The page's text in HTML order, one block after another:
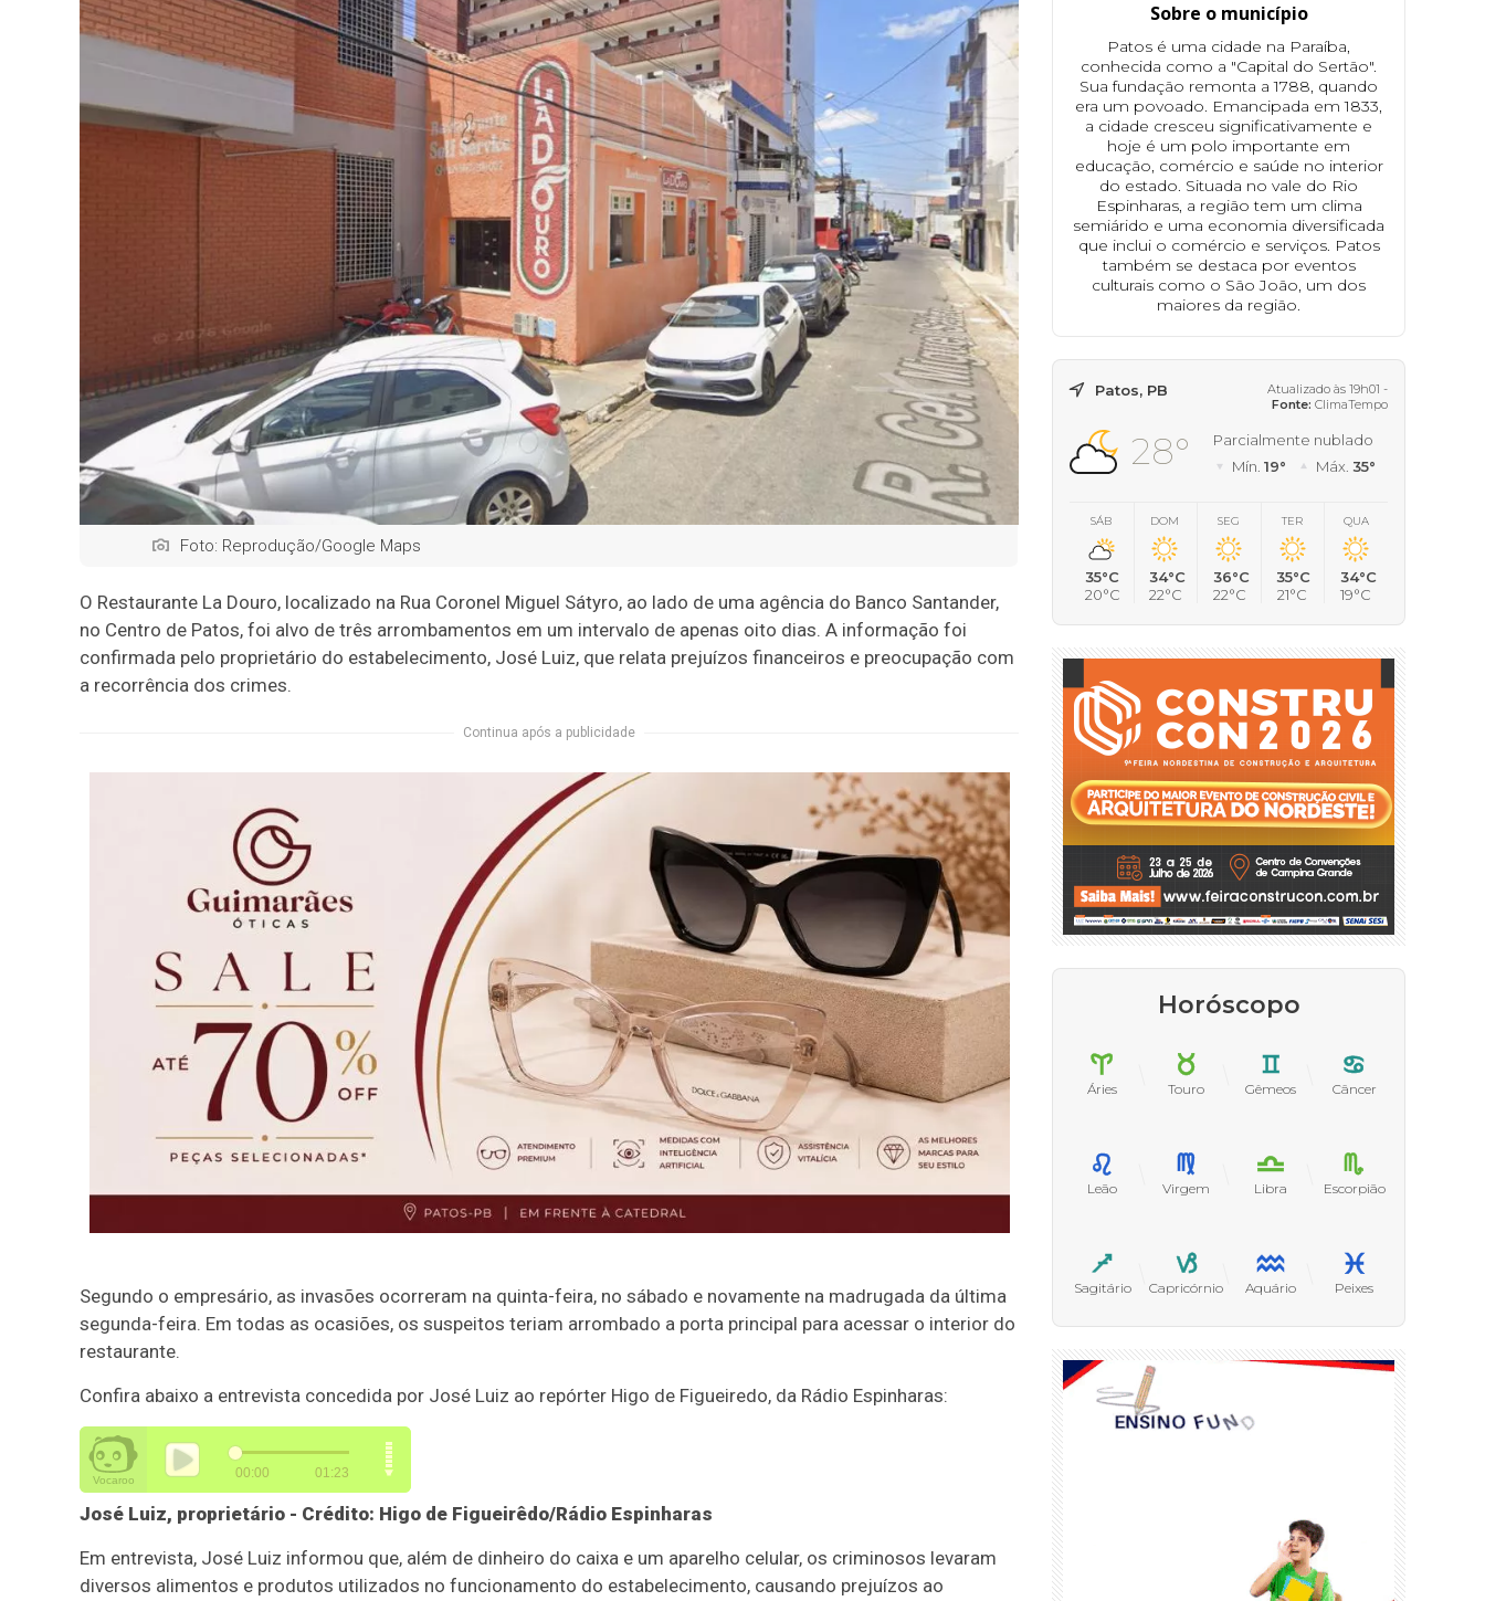
Foto: Reprodução/Google Maps
O Restaurante La Douro, localizado na Rua Coronel Miguel Sátyro, ao lado de uma agência do Banco Santander,
no Centro de Patos, foi alvo de três arrombamentos em um intervalo de apenas oito dias. A informação foi
confirmada pelo proprietário do estabelecimento, José Luiz, que relata prejuízos financeiros e preocupação com
a recorrência dos crimes.
Continua após a publicidade
Segundo o empresário, as invasões ocorreram na quinta-feira, no sábado e novamente na madrugada da última
segunda-feira. Em todas as ocasiões, os suspeitos teriam arrombado a porta principal para acessar o interior do
restaurante.
Confira abaixo a entrevista concedida por José Luiz ao repórter Higo de Figueiredo, da Rádio Espinharas:
José Luiz, proprietário - Crédito: Higo de Figueirêdo/Rádio Espinharas
Em entrevista, José Luiz informou que, além de dinheiro do caixa e um aparelho celular, os criminosos levaram
diversos alimentos e produtos utilizados no funcionamento do estabelecimento, causando prejuízos ao
Sobre o município
Patos é uma cidade na Paraíba,
conhecida como a "Capital do Sertão".
Sua fundação remonta a 1788, quando
era um povoado. Emancipada em 1833,
a cidade cresceu significativamente e
hoje é um polo importante em
educação, comércio e saúde no interior
do estado. Situada no vale do Rio
Espinharas, a região tem um clima
semiárido e uma economia diversificada
que inclui o comércio e serviços. Patos
também se destaca por eventos
culturais como o São João, um dos
maiores da região.
Patos, PB
Atualizado às 19h01 -
Fonte: ClimaTempo
28°
Parcialmente nublado
Mín. 19° Máx. 35°
SÁB
35°C
20°C
DOM
34°C
22°C
SEG
36°C
22°C
TER
35°C
21°C
QUA
34°C
19°C
Horóscopo
Áries Touro Gêmeos Câncer
Leão Virgem Libra Escorpião
Sagitário Capricórnio Aquário Peixes